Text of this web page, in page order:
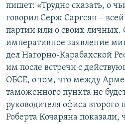
Все сайты Радио Азатутюн
пишет: «Трудно сказать, о
говорил Серж Саргсян –
партии или о своих личных.
императивное заявление
дел Нагорно-Карабахской
им после встречи с
ОБСЕ, о том, что между
таможенного пункта не
руководителя офиса
Роберта Кочаряна показали,